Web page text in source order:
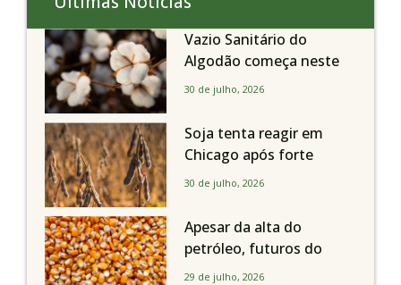
Vazio Sanitário do
Algodão começa neste
sábado, dia 1º de agosto,
Paulo
30 de julho, 2026
Soja tenta reagir em
Chicago após forte
liquidação; portos
de R$ 150/sc
30 de julho, 2026
Apesar da alta do
petróleo, futuros do
milho recuam em
29 de julho, 2026